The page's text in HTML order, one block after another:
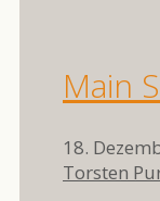
Main
18.
Torsten